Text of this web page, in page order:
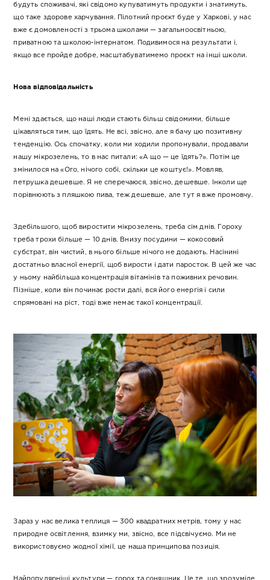
будуть споживачі, які свідомо купуватимуть продукти і знатимуть,
що таке здорове харчування. Пілотний проєкт буде у Харкові, у нас
вже є домовленості з трьома школами — загальноосвітньою,
приватною та школою-інтернатом. Подивимося на результати і,
якщо все пройде добре, масштабуватимемо проєкт на інші школи.
Нова відповідальність
Мені здається, що наші люди стають більш свідомими, більше
цікавляться тим, що їдять. Не всі, звісно, але я бачу цю позитивну
тенденцію. Ось спочатку, коли ми ходили пропонували, продавали
нашу мікрозелень, то в нас питали: «А що — це їдять?». Потім це
змінилося на «Ого, нічого собі, скільки це коштує!». Мовляв,
петрушка дешевше. Я не сперечаюся, звісно, дешевше. Інколи ще
порівнюють з пляшкою пива, теж дешевше, але тут я вже промовчу.
Здебільшого, щоб виростити мікрозелень, треба сім днів. Гороху
треба трохи більше — 10 днів. Внизу посудини — кокосовий
субстрат, він чистий, в нього більше нічого не додають. Насінині
достатньо власної енергії, щоб вирости і дати паросток. В цей же час
у ньому найбільша концентрація вітамінів та поживних речовин.
Пізніше, коли він починає рости далі, вся його енергія і сили
спрямовані на ріст, тоді вже немає такої концентрації.
Зараз у нас велика теплиця — 300 квадратних метрів, тому у нас
природне освітлення, взимку ми, звісно, все підсвічуємо. Ми не
використовуємо жодної хімії, це наша принципова позиція.
Найпопулярніші культури — горох та соняшник. Це те, що зрозуміле